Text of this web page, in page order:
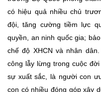
có hiệu quả nhiều chủ
đội, tăng cường tiềm lực
quyền, an ninh quốc gia;
chế độ XHCN và nhân
công lẫy lừng trong cuộc
sự xuất sắc, là người con
con có nhiều đóng góp xây